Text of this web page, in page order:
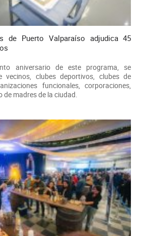
de Puerto Valparaíso adjudica 45
aniversario de este programa, se
vecinos, clubes deportivos, clubes de
funcionales, corporaciones,
madres de la ciudad.